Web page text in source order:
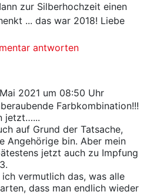
zur Silberhochzeit einen
... das war 2018! Liebe
antworten
2021 um 08:50 Uhr
Farbkombination!!!
jetzt…...
auf Grund der Tatsache,
Angehörige bin. Aber mein
jetzt auch zu Impfung
vermutlich das, was alle
dass man endlich wieder